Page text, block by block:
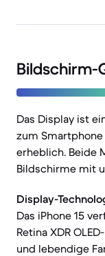
Bildschirm-
Das Display ist
zum
erheblich. Beide
Bildschirme mit
Display-
Das iPhone 15
Retina XDR
und lebendige